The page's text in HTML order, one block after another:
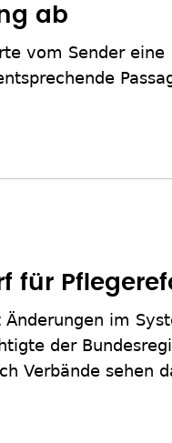
ab
vom Sender eine
für
im
der
Verbände sehen